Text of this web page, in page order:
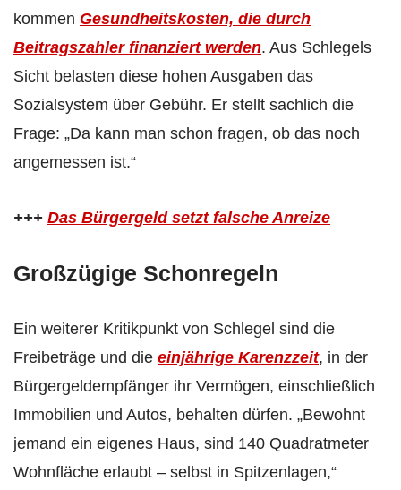
kommen Gesundheitskosten, die durch
Beitragszahler finanziert werden. Aus Schlegels
Sicht belasten diese hohen Ausgaben das
Sozialsystem über Gebühr. Er stellt sachlich die
Frage: „Da kann man schon fragen, ob das noch
angemessen ist.“
+++ Das Bürgergeld setzt falsche Anreize
Großzügige Schonregeln
Ein weiterer Kritikpunkt von Schlegel sind die
Freibeträge und die einjährige Karenzzeit, in der
Bürgergeldempfänger ihr Vermögen, einschließlich
Immobilien und Autos, behalten dürfen. „Bewohnt
jemand ein eigenes Haus, sind 140 Quadratmeter
Wohnfläche erlaubt – selbst in Spitzenlagen,“